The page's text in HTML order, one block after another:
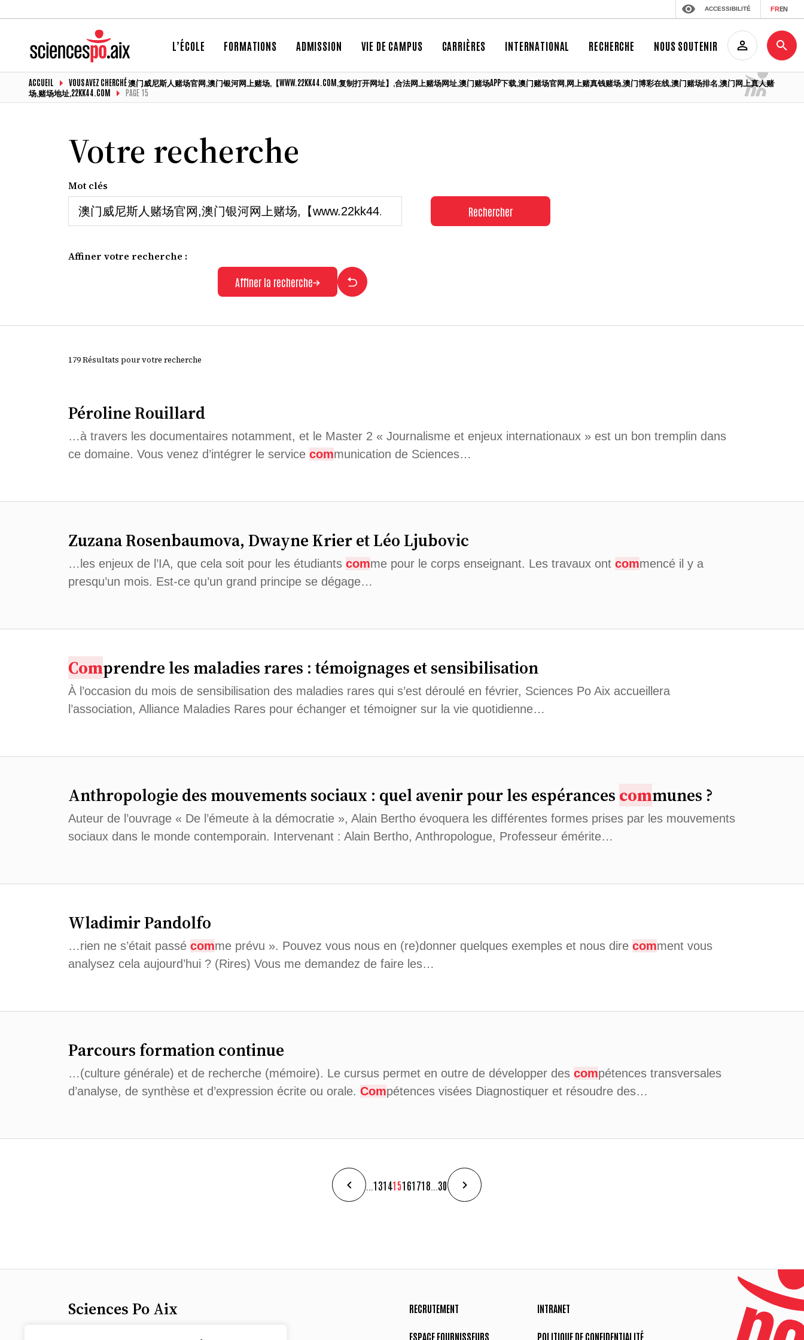
ACCESSIBILITÉ FREN
L’ÉCOLE FORMATIONS ADMISSION VIE DE CAMPUS CARRIÈRES INTERNATIONAL RECHERCHE NOUS SOUTENIR
ACCUEIL
VOUS AVEZ CHERCHÉ 澳门威尼斯人赌场官网,澳门银河网上赌场,【WWW.22KK44.COM,复制打开网址】,合法网上赌场网址,澳门赌场APP下载,澳门赌场官网,网上赌真钱赌场,澳门博彩在线,澳门赌场排名,澳门网上真人赌
场,赌场地址,22KK44.COM
PAGE 15
Votre recherche
Mot clés
Rechercher
Affiner votre recherche :
Affiner la recherche
179 Résultats pour votre recherche
Péroline Rouillard
…à travers les documentaires notamment, et le Master 2 « Journalisme et enjeux internationaux » est un bon tremplin dans
ce domaine. Vous venez d’intégrer le service communication de Sciences…
Zuzana Rosenbaumova, Dwayne Krier et Léo Ljubovic
…les enjeux de l’IA, que cela soit pour les étudiants comme pour le corps enseignant. Les travaux ont commencé il y a
presqu’un mois. Est-ce qu’un grand principe se dégage…
Comprendre les maladies rares : témoignages et sensibilisation
À l’occasion du mois de sensibilisation des maladies rares qui s’est déroulé en février, Sciences Po Aix accueillera
l’association, Alliance Maladies Rares pour échanger et témoigner sur la vie quotidienne…
Anthropologie des mouvements sociaux : quel avenir pour les espérances communes ?
Auteur de l’ouvrage « De l’émeute à la démocratie », Alain Bertho évoquera les différentes formes prises par les mouvements
sociaux dans le monde contemporain. Intervenant : Alain Bertho, Anthropologue, Professeur émérite…
Wladimir Pandolfo
…rien ne s’était passé comme prévu ». Pouvez vous nous en (re)donner quelques exemples et nous dire comment vous
analysez cela aujourd’hui ? (Rires) Vous me demandez de faire les…
Parcours formation continue
…(culture générale) et de recherche (mémoire). Le cursus permet en outre de développer des compétences transversales
d’analyse, de synthèse et d’expression écrite ou orale. Compétences visées Diagnostiquer et résoudre des…
131415161718 30
Sciences Po Aix RECRUTEMENT
ESPACE FOURNISSEURS
INTRANET
POLITIQUE DE CONFIDENTIALITÉ